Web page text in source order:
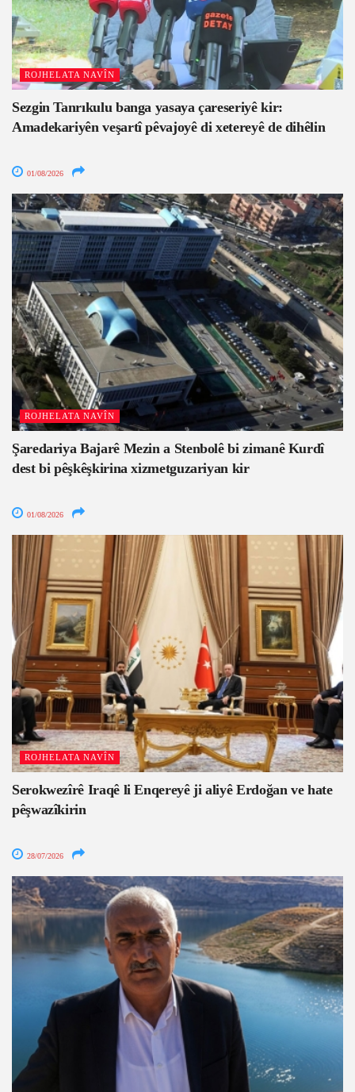
ROJHELATA NAVÎN
Sezgin Tanrıkulu banga yasaya çareseriyê kir:
Amadekariyên veşartî pêvajoyê di xetereyê de dihêlin
01/08/2026
ROJHELATA NAVÎN
Şaredariya Bajarê Mezin a Stenbolê bi zimanê Kurdî
dest bi pêşkêşkirina xizmetguzariyan kir
01/08/2026
ROJHELATA NAVÎN
Serokwezîrê Iraqê li Enqereyê ji aliyê Erdoğan ve hate
pêşwazîkirin
28/07/2026